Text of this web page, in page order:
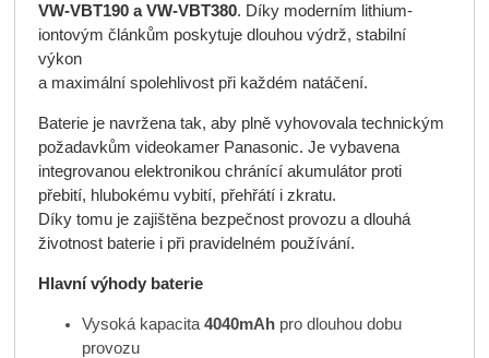
VW-VBT190 a VW-VBT380. Díky moderním lithium-
iontovým článkům poskytuje dlouhou výdrž, stabilní
výkon
a maximální spolehlivost při každém natáčení.
Baterie je navržena tak, aby plně vyhovovala technickým
požadavkům videokamer Panasonic. Je vybavena
integrovanou elektronikou chránící akumulátor proti
přebití, hlubokému vybití, přehřátí i zkratu.
Díky tomu je zajištěna bezpečnost provozu a dlouhá
životnost baterie i při pravidelném používání.
Hlavní výhody baterie
Vysoká kapacita 4040mAhpro dlouhou dobu
provozu